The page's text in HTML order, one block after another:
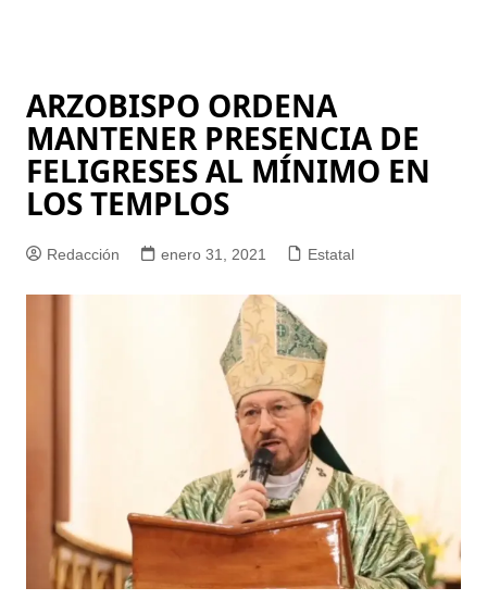
ARZOBISPO ORDENA
MANTENER PRESENCIA DE
FELIGRESES AL MÍNIMO EN
LOS TEMPLOS
Redacción enero 31, 2021 Estatal